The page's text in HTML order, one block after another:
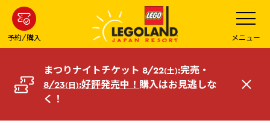
ン
コ
へ
予約/購入
メ
ニ
ュ
ー
を
開
メニュー
まつりナイトチケット 8/22(土):完売・
8/23(日):好評発売中！ 購入はお見逃しな
く！
閉